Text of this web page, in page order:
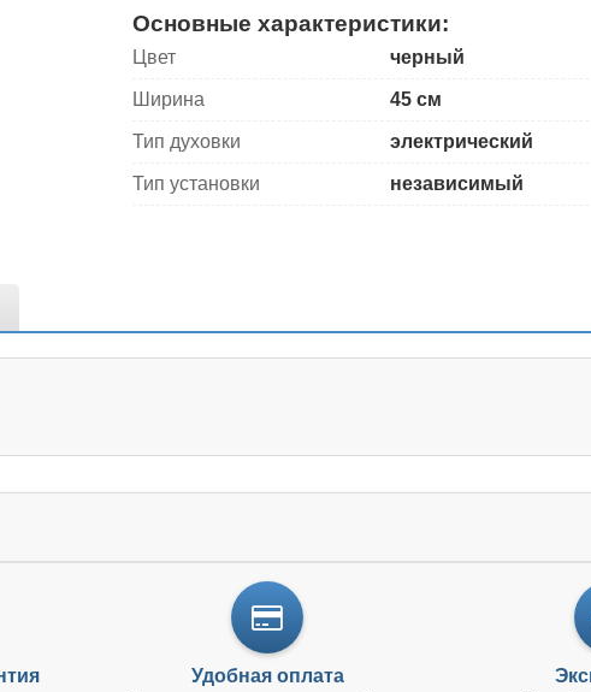
Основные характеристики:
Цвет черный
Ширина 45 см
Тип духовки электрический
Тип установки независимый
Удобная оплата